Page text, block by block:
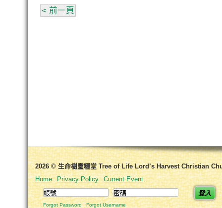
< 前一頁
2026 © 生命樹靈糧堂 Tree of Life Lord’s Harvest Christian
Home
Privacy Policy
Current Event
登入
Forgot Password Forgot Username